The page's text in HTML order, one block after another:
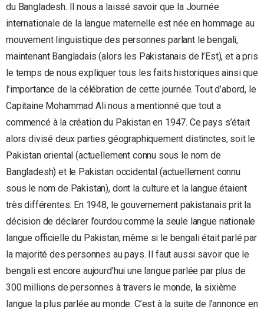
du Bangladesh. Il nous a laissé savoir que la Journée
internationale de la langue maternelle est née en hommage au
mouvement linguistique des personnes parlant le bengali,
maintenant Bangladais (alors les Pakistanais de l’Est), et a pris
le temps de nous expliquer tous les faits historiques ainsi que
l’importance de la célébration de cette journée. Tout d’abord, le
Capitaine Mohammad Ali nous a mentionné que tout a
commencé à la création du Pakistan en 1947. Ce pays s’était
alors divisé deux parties géographiquement distinctes, soit le
Pakistan oriental (actuellement connu sous le nom de
Bangladesh) et le Pakistan occidental (actuellement connu
sous le nom de Pakistan), dont la culture et la langue étaient
très différentes. En 1948, le gouvernement pakistanais prit la
décision de déclarer l’ourdou comme la seule langue nationale
langue officielle du Pakistan, même si le bengali était parlé par
la majorité des personnes au pays. Il faut aussi savoir que le
bengali est encore aujourd’hui une langue parlée par plus de
300 millions de personnes à travers le monde, la sixième
langue la plus parlée au monde. C’est à la suite de l’annonce en